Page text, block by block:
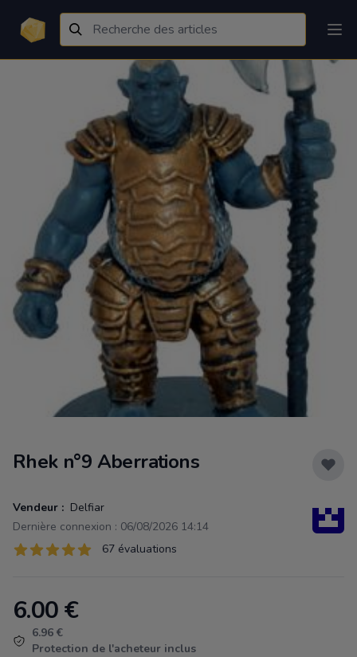
Rhek n°9 Aberrations
Vendeur : Delfiar
Dernière connexion : 06/08/2026 14:14
Évaluations
67 sur 5 étoiles 67 évaluations
Product information
6.00€
6.96 €
Protection de l'acheteur inclus